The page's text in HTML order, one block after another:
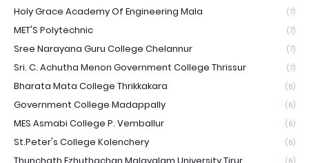
Holy Grace Academy Of Engineering Mala (7)
MET'S Polytechnic (7)
Sree Narayana Guru College Chelannur (7)
Sri. C. Achutha Menon Government College Thrissur (7)
Bharata Mata College Thrikkakara (6)
Government College Madappally (6)
MES Asmabi College P. Vemballur (6)
St.Peter's College Kolenchery (6)